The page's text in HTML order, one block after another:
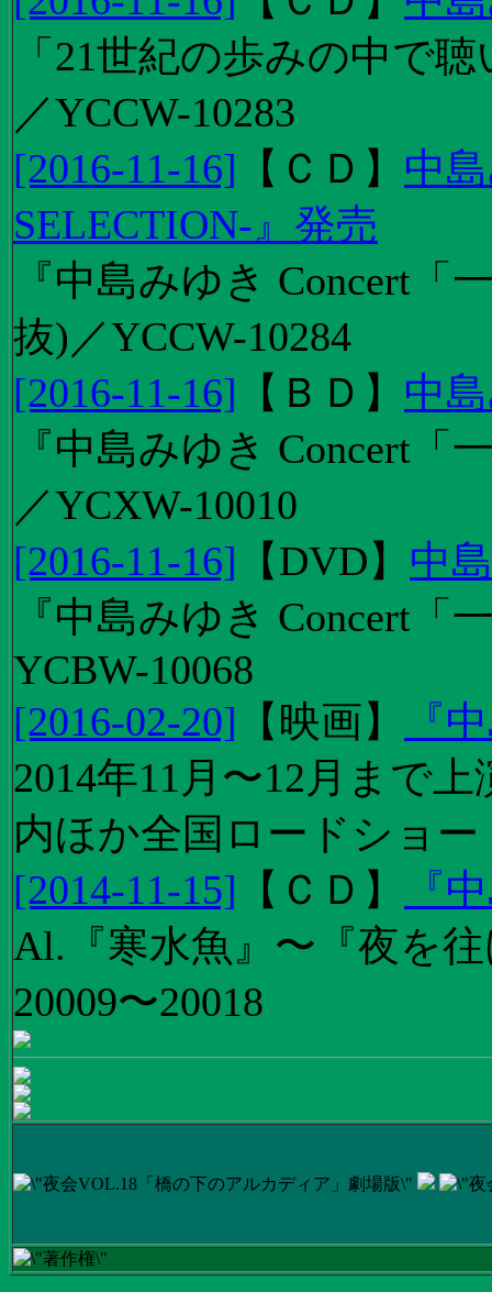
「21世紀の歩みの中で
／YCCW-10283
[2016-11-16] 【 ＣＤ 】 中
SELECTION-』発売
『中島みゆき Concert
抜)／YCCW-10284
[2016-11-16] 【 ＢＤ 】 中
『中島みゆき Concert
／YCXW-10010
[2016-11-16] 【DVD】 中
『中島みゆき Concert
YCBW-10068
[2016-02-20] 【 映画】
『
2014年11月〜12月まで
内ほか全国ロードショー
[2014-11-15] 【 ＣＤ 】
『
Al.『寒水魚』〜『夜を
20009〜20018